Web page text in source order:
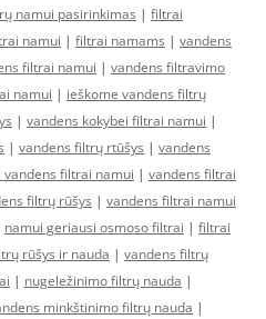
namui pasirinkimas | filtrai
namui | filtrai namams | vandens
filtrai namui | vandens filtravimo
namui | ieškome vandens filtrų
| vandens kokybei filtrai namui |
| vandens filtrų rtūšys | vandens
filtrai namui | vandens filtrai
filtrų rūšys | vandens filtrai namui
namui geriausi osmoso filtrai | filtrai
rūšys ir nauda | vandens filtrų
| nugeležinimo filtrų nauda |
minkštinimo filtrų nauda |